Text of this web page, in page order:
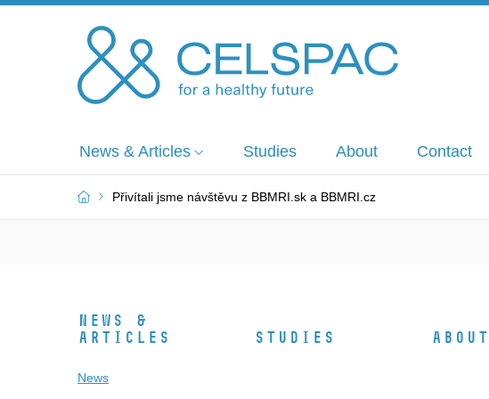
News & Articles Studies About Contact
Přivítali jsme návštěvu z BBMRI.sk a BBMRI.cz
News &
Articles
News
Studies About